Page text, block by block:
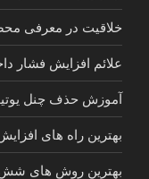
خلاقیت در معرفی
علائم افزایش فشار
آموزش حذف چنل
بهترین راه های
بهترین روش های